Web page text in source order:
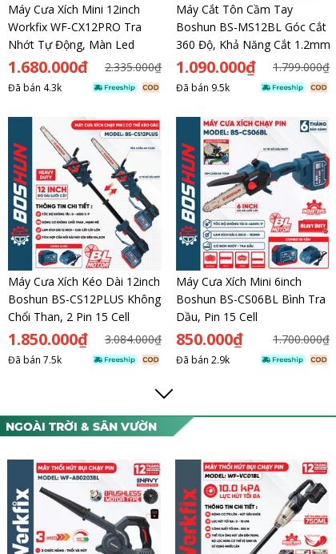
Máy Cưa Xích Mini 12inch
Workfix WF-CX12PRO Tra
Nhớt Tự Động, Màn Led
1.680.000đ 2.335.000₫
Đã bán 4.3k
Máy Cắt Tôn Cầm Tay
Boshun BS-MS12BL Góc Cắt
360 Độ, Khả Năng Cắt 1.2mm
1.090.000₫ 1.799.000₫
Đã bán 9.5k
Máy Cưa Xích Kéo Dài 12inch
Boshun BS-CS12PLUS Không
Chổi Than, 2 Pin 15 Cell
1.850.000₫ 3.084.000₫
Đã bán 7.5k
Máy Cưa Xích Mini 6inch
Boshun BS-CS06BL Bình Tra
Dầu, Pin 15 Cell
850.000₫ 1.700.000₫
Đã bán 2.9k
NGOÀI TRỜI & SÂN VƯỜN